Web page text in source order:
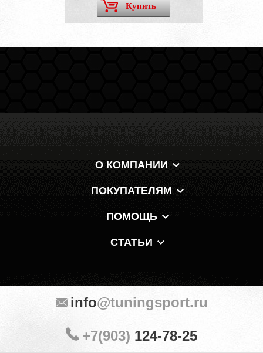
Купить
О КОМПАНИИ
ПОКУПАТЕЛЯМ
ПОМОЩЬ
СТАТЬИ
info@tuningsport.ru
+7(903) 124-78-25